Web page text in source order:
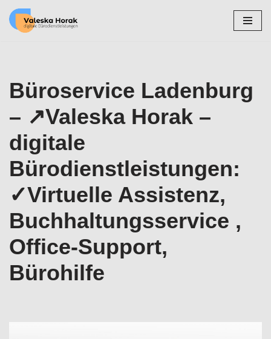
Zum
Büroservice Ladenburg
– ↗️Valeska Horak –
digitale
Bürodienstleistungen:
✓Virtuelle Assistenz,
Buchhaltungsservice ,
Office-Support,
Bürohilfe